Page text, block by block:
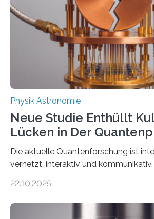
internationaler Partner der
Der lange diskutierte Thorium-
gefunden. Kurz darauf konnte man
Thorium tatsächlich nutzen lässt, um
Physik Astronomie
Neue Studie Enthüllt
Lücken in Der
Die aktuelle Quantenforschung ist
vernetzt, interaktiv und kommunikativ.
oft von Autor*innen, die eng
22.10.2025